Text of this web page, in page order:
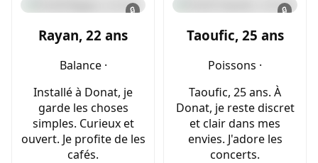
🔒
Rayan, 22 ans
Balance ·
Installé à Donat, je
garde les choses
simples. Curieux et
ouvert. Je profite de les
cafés.
🔒
Taoufic, 25 ans
Poissons ·
Taoufic, 25 ans. À
Donat, je reste discret
et clair dans mes
envies. J'adore les
concerts.